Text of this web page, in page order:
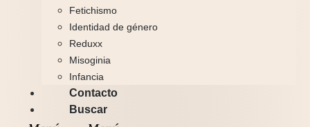
Fetichismo
Identidad de género
Reduxx
Misoginia
Infancia
Contacto
Buscar